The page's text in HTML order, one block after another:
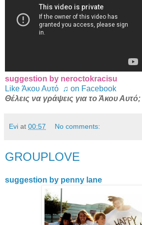
suggestion by neroctokracisu
Like Άκου Αυτό ♫ on Facebook
Θέλεις να γράψεις για το Άκου Αυτό;
Evi at 00:57 No comments:
GROUPLOVE
suggestion by penny lane